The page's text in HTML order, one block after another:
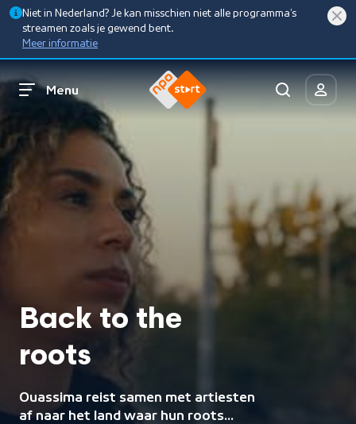
Niet in Nederland? Je kan misschien niet alle programma’s
streamen zoals je gewend bent.
Meer informatie
Menu
Back to the
roots
Ouassima reist samen met artiesten
af naar het land waar hun roots